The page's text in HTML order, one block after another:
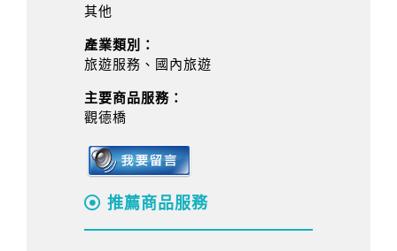
其他
產業類別：
旅遊服務、國內旅遊
主要商品服務：
觀德橋
推薦商品服務